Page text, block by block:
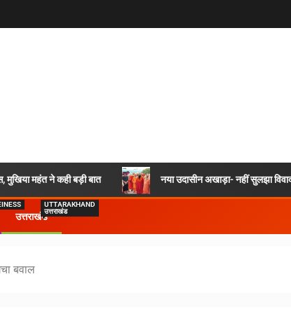
मुखिया महंत ने कही बड़ी बात नया उदासीन अखाड़ा- नहीं सुलझा
उत्तराखंड
UTTARAKHAND
उत्तराखंड
बवाल